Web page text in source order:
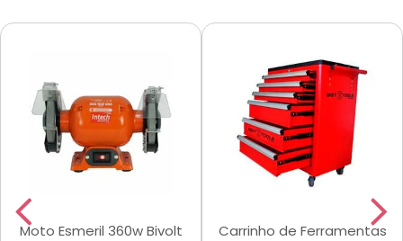
Moto Esmeril 360w Bivolt
Carrinho de Ferramentas